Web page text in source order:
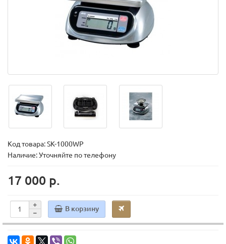
Код товара:SK-1000WP
Наличие: Уточняйте по телефону
17 000 р.
В корзину